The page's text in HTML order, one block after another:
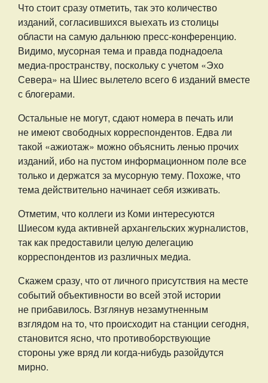
Что стоит сразу отметить, так это количество
изданий, согласившихся выехать из столицы
области на самую дальнюю пресс-конференцию.
Видимо, мусорная тема и правда поднадоела
медиа-пространству, поскольку с учетом «Эхо
Севера» на Шиес вылетело всего 6 изданий вместе
с блогерами.
Остальные не могут, сдают номера в печать или
не имеют свободных корреспондентов. Едва ли
такой «ажиотаж» можно объяснить ленью прочих
изданий, ибо на пустом информационном поле все
только и держатся за мусорную тему. Похоже, что
тема действительно начинает себя изживать.
Отметим, что коллеги из Коми интересуются
Шиесом куда активней архангельских журналистов,
так как предоставили целую делегацию
корреспондентов из различных медиа.
Скажем сразу, что от личного присутствия на месте
событий объективности во всей этой истории
не прибавилось. Взглянув незамутненным
взглядом на то, что происходит на станции сегодня,
становится ясно, что противоборствующие
стороны уже вряд ли когда-нибудь разойдутся
мирно.